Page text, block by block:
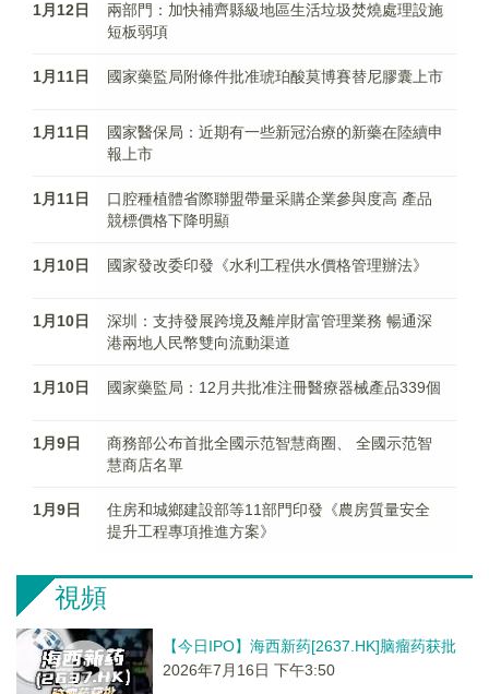
1月12日
兩部門：加快補齊縣級地區生活垃圾焚燒處理設施
短板弱項
1月11日 國家藥監局附條件批准琥珀酸莫博賽替尼膠囊上市
1月11日
國家醫保局：近期有一些新冠治療的新藥在陸續申
報上市
1月11日
口腔種植體省際聯盟帶量采購企業參與度高 產品
競標價格下降明顯
1月10日 國家發改委印發《水利工程供水價格管理辦法》
1月10日
深圳：支持發展跨境及離岸財富管理業務 暢通深
港兩地人民幣雙向流動渠道
1月10日 國家藥監局：12月共批准注冊醫療器械產品339個
1月9日
商務部公布首批全國示范智慧商圈、 全國示范智
慧商店名單
1月9日
住房和城鄉建設部等11部門印發《農房質量安全
提升工程專項推進方案》
視頻
【今日IPO】海西新药[2637.HK]脑瘤药获批
2026年7月16日 下午3:50